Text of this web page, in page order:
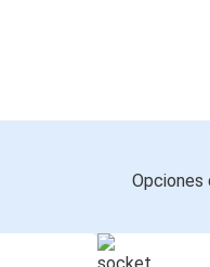
Opciones